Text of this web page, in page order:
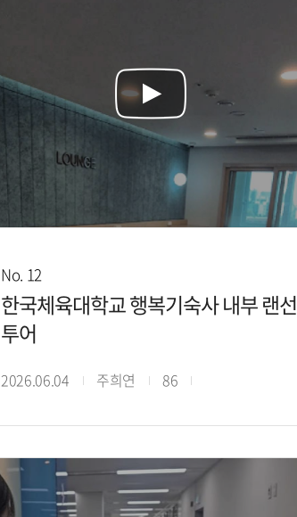
No. 12
한국체육대학교 행복기숙사 내부 랜선
투어
2026.06.04 주희연 86